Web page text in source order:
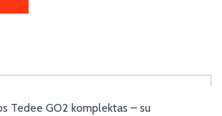
Tedee GO2 komplektas – su